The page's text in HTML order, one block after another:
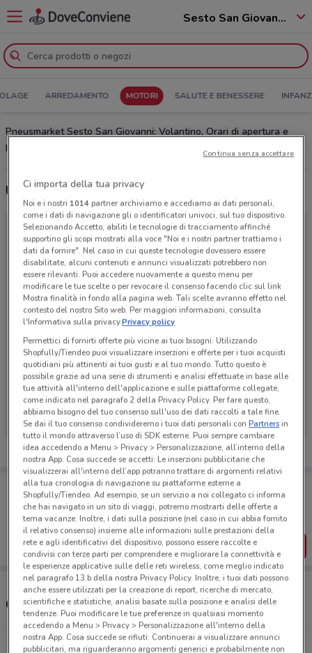
Sesto San Giovanni - 20099
ARREDAMENTO MOTORI SALUTE E BENESSERE
Pneusmarket Sesto San Giovanni: Volantino, Orari di apertura e
Indirizzi
Ultime offerte del volantino Pneusmarket
Ci dispiace, al momento non abbiamo pubblicato
volantini nella tua zona. Riprova più tardi.
Porta DoveConviene sempre con te!
Puoi trovare le migliori offerte dei negozi vicino a te,
salvarle e creare la tua lista del risparmio, comodamente
dal tuo cellulare.
SCARICA L’APP
Concessionari Pneusmarket nelle vicinanze
Via Valdossola, 7 Cinisello Balsamo
Ci importa della tua privacy
Noi e i nostri 1014partner archiviamo e accediamo ai dati personali,
come i dati di navigazione gli o identificatori univoci, sul tuo dispositivo.
Selezionando Accetto, abiliti le tecnologie di tracciamento affinché
supportino gli scopi mostrati alla voce "Noi e i nostri partner trattiamo i
dati da fornire". Nel caso in cui queste tecnologie dovessero essere
disabilitate, alcuni contenuti e annunci visualizzati potrebbero non
essere rilevanti. Puoi accedere nuovamente a questo menu per
modificare le tue scelte o per revocare il consenso facendo clic sul link
Mostra finalità in fondo alla pagina web. Tali scelte avranno effetto nel
contesto del nostro Sito web. Per maggiori informazioni, consulta
l'Informativa sulla privacy.Privacy policy
Permettici di fornirti offerte più vicine ai tuoi bisogni: Utilizzando
Shopfully/Tiendeo puoi visualizzare inserzioni e offerte per i tuoi acquisti
quotidiani più attinenti ai tuoi gusti e al tuo mondo. Tutto questo è
possibile grazie ad una serie di strumenti e analisi effettuate in base alle
tue attività all'interno dell'applicazione e sulle piattaforme collegate,
come indicato nel paragrafo 2 della Privacy Policy. Per fare questo,
abbiamo bisogno del tuo consenso sull'uso dei dati raccolti a tale fine.
Se dai il tuo consenso condivideremo i tuoi dati personali conPartnersin
tutto il mondo attraverso l’uso di SDK esterne. Puoi sempre cambiare
idea accedendo a Menu > Privacy > Personalizzazione, all’interno della
nostra App. Cosa succede se accetti: Le inserzioni pubblicitarie che
visualizzerai all'interno dell’app potranno trattare di argomenti relativi
alla tua cronologia di navigazione su piattaforme esterne a
Shopfully/Tiendeo. Ad esempio, se un servizio a noi collegato ci informa
che hai navigato in un sito di viaggi, potremo mostrarti delle offerte a
tema vacanze. Inoltre, i dati sulla posizione (nel caso in cui abbia fornito
il relativo consenso) insieme alle informazioni sulle prestazioni della
rete e agli identificativi del dispositivo, possono essere raccolte e
condivisi con terze parti per comprendere e migliorare la connettività e
le esperienze applicative sulle delle reti wireless, come meglio indicato
nel paragrafo 13.b della nostra Privacy Policy. Inoltre, i tuoi dati possono
anche essere utilizzati per la creazione di report, ricerche di mercato,
scientifiche e statistiche, analisi basate sulla posizione e analisi delle
tendenze. Puoi modificare le tue preferenze in qualsiasi momento
accedendo a Menu > Privacy > Personalizzazione all'interno della
nostra App. Cosa succede se rifiuti: Continuerai a visualizzare annunci
pubblicitari, ma riguarderanno argomenti generici e probabilmente non
Continua senza accettare